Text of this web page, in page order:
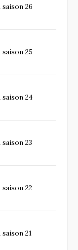
26
25
saison 24
23
22
21